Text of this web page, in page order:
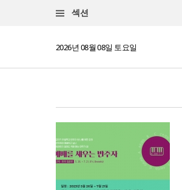
섹션
2026년 08월 08일 토요일